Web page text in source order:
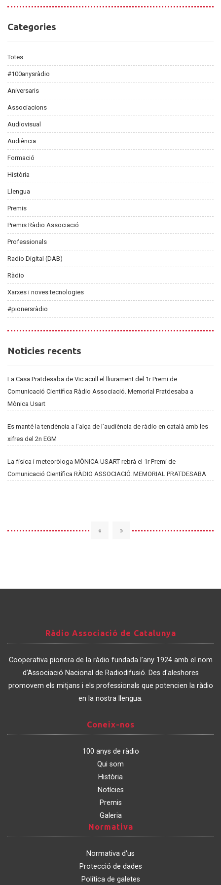
Categories
Categories
Totes
#100anysràdio
Aniversaris
Associacions
Audiovisual
Audiència
Formació
Història
Llengua
Premis
Premis Ràdio Associació
Professionals
Radio Digital (DAB)
Ràdio
Xarxes i noves tecnologies
#pionersràdio
Noticies
Noticies recents
La Casa Pratdesaba de Vic acull el lliurament del 1r Premi de
Comunicació Científica Ràdio Associació. Memorial Pratdesaba a
Mònica Usart
Es manté la tendència a l’alça de l’audiència de ràdio en català amb les
xifres del 2n EGM
La física i meteoròloga MÒNICA USART rebrà el 1r Premi de
Comunicació Científica RÀDIO ASSOCIACIÓ. MEMORIAL PRATDESABA
« »
Associació
de
Catalunya
Ràdio Associació de Catalunya
Cooperativa pionera de la ràdio fundada l’any 1924 amb el nom
d’Associació Nacional de Radiodifusió. Des d'aleshores
promovem els mitjans i els professionals que potencien la ràdio
en la nostra llengua.
nos
Coneix-nos
100 anys de ràdio
Qui som
Història
Notícies
Premis
Galeria
Normativa
Normativa d'us
Protecció de dades
Política de galetes